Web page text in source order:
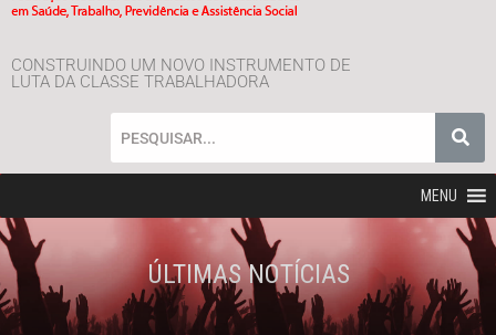
CONSTRUINDO UM NOVO INSTRUMENTO DE
LUTA DA CLASSE TRABALHADORA
MENU
ÚLTIMAS NOTÍCIAS